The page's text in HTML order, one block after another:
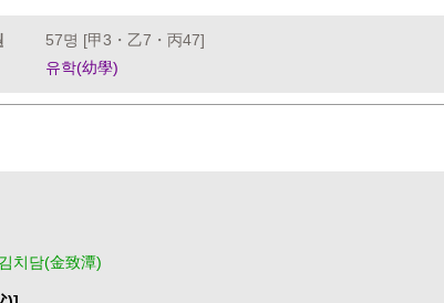
57명 [甲3・乙7・丙47]
유학(幼學)
김치담(金致潭)